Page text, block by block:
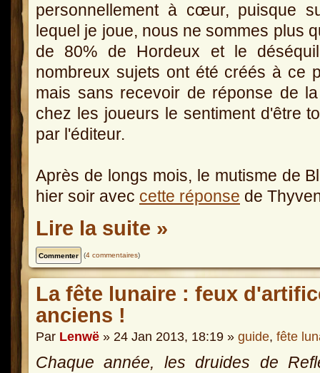
personnellement à cœur, puisque
lequel je joue, nous ne sommes plus
de 80% de Hordeux et le
nombreux sujets ont été créés à ce
mais sans recevoir de réponse de
chez les joueurs le sentiment d'être
par l'éditeur.
Après de longs mois, le mutisme de
hier soir avec cette réponse de
Lire la suite »
(4 commentaires)
La fête lunaire : feux
anciens !
Par Lenwë » 24 Jan 2013, 18:19 » guide, fête
Chaque année, les druides de